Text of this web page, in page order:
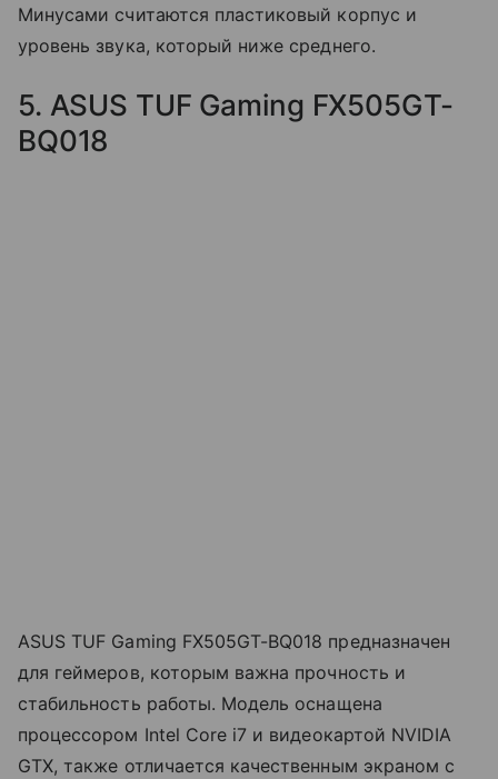
Минусами считаются пластиковый корпус и
уровень звука, который ниже среднего.
5. ASUS TUF Gaming FX505GT-
BQ018
ASUS TUF Gaming FX505GT-BQ018 предназначен
для геймеров, которым важна прочность и
стабильность работы. Модель оснащена
процессором Intel Core i7 и видеокартой NVIDIA
GTX, также отличается качественным экраном с